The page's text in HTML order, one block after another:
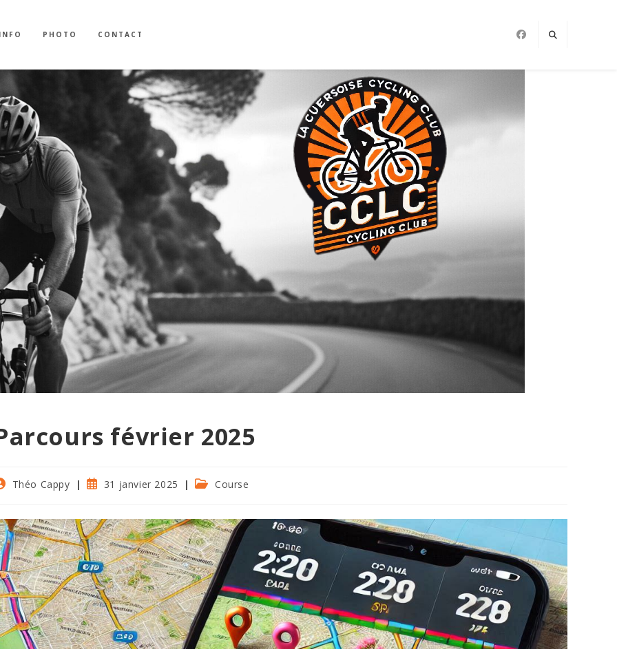
INFO PHOTO CONTACT
février 2025
autrice
:
Théo Cappy
Publication
31 janvier 2025
PostCourse